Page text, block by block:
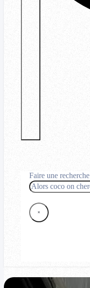
Faire une recherche
Rechercher
×